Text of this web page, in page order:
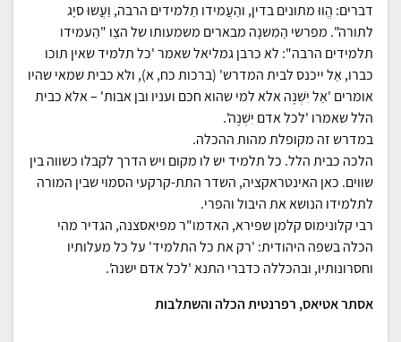
דברים: הֱווּ מתונים בדין, והַעֲמידו תַלמידים הרבה, וַעֲשוּ סיָג
לתורה". מפרשי הַמִשנָה מבארים משמעותו של הצַו "הַעמידו
תלמידים הרבה": לא כרבן גמליאל שאמר 'כל תלמיד שאין תוכו
כברו, אַל ייכנס לבית המדרש' (ברכות כח, א), ולא כבית שמאי שהיו
אומרים 'אַל יִשְׁנֶה אלא למי שהוא חכם ועניו ובן אבות' – אלא כבית
הלל שאמרו 'לכל אדם יִשְׁנֶה'.
במדרש זה מקופלת מהות ההכלה.
הלכה כבית הלל. כל תלמיד יש לו מקום ויש הדרך לקבלו כשווה בין
שווים. כאן האינטראקציה, השדר התת-קרקעי הסמוי שבין המורה
לתלמידו הנושא את היבול והפרי.
רבי קלונימוס קלמן שפירא, האדמו"ר מפיאסצנה, הגדיר מהי
הכלה בשפה היהודית: 'רק את כל התלמיד' על כל מעלותיו
וחסרונותיו, ובהכללה כדברי התנא 'לכל אדם ישנה'.
אסתר אטיאס, רפרנטית הכלה והשתלבות